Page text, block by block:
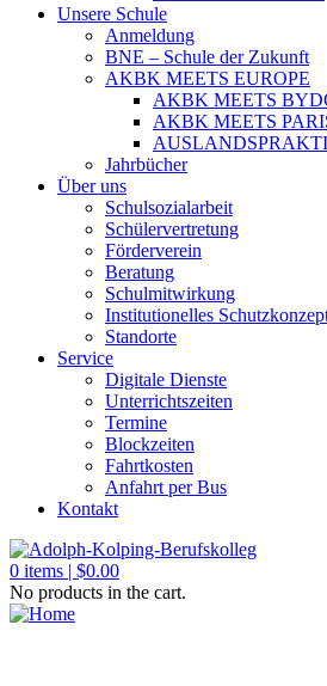
Unsere Schule
Anmeldung
BNE – Schule der Zukunft
AKBK MEETS EUROPE
AKBK MEETS
AKBK MEETS
Jahrbücher
Über uns
Schulsozialarbeit
Schülervertretung
Förderverein
Beratung
Schulmitwirkung
Institutionelles
Standorte
Service
Digitale Dienste
Unterrichtszeiten
Termine
Blockzeiten
Fahrtkosten
Anfahrt per Bus
Kontakt
0 items | $0.00
No products in the cart.